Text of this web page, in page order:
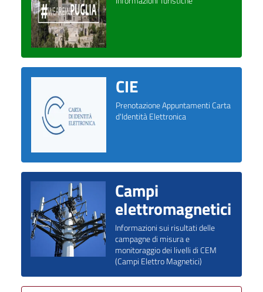
CIE
Prenotazione Appuntamenti Carta
d'Identità Elettronica
Campi
elettromagnetici
Informazioni sui risultati delle
campagne di misura e
monitoraggio dei livelli di CEM
(Campi Elettro Magnetici)